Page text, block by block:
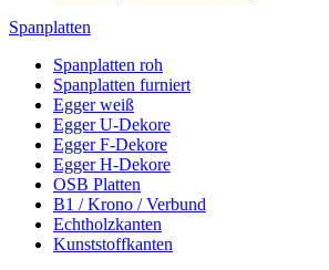
Spanplatten
Spanplatten roh
Spanplatten furniert
Egger weiß
Egger U-Dekore
Egger F-Dekore
Egger H-Dekore
OSB Platten
B1 / Krono / Verbund
Echtholzkanten
Kunststoffkanten